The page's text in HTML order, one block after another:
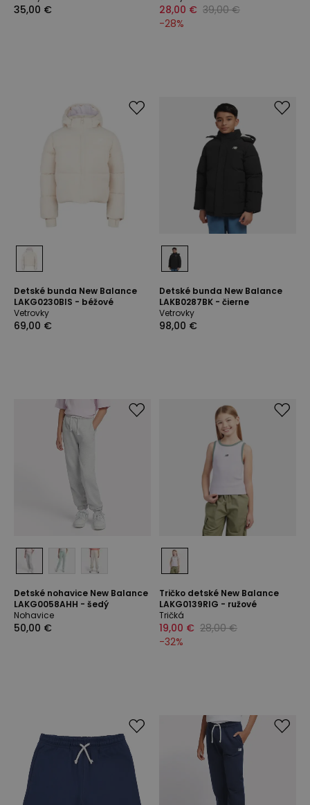
35,00 € 28,00 € 39,00 €
-28%
Detské bunda New Balance
LAKG0230BIS - béžové
Vetrovky
69,00 €
Detské bunda New Balance
LAKB0287BK - čierne
Vetrovky
98,00 €
Detské nohavice New Balance
LAKG0058AHH - šedý
Nohavice
50,00 €
Tričko detské New Balance
LAKG0139RIG - ružové
Tričká
19,00 € 28,00 €
-32%